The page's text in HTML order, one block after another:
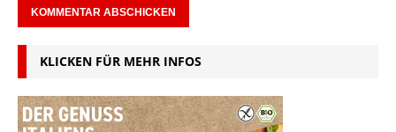
KLICKEN FÜR MEHR INFOS